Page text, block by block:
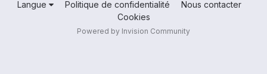
Langue Politique de confidentialité
Nous contacter
Cookies
Powered by Invision Community